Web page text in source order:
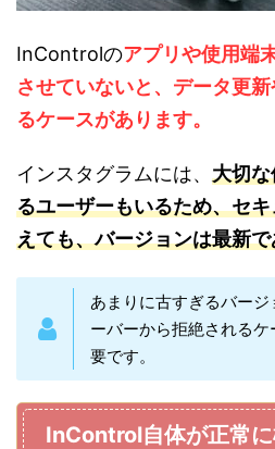
InControlのアプリや使用端
させていないと、データ更
るケースがあります。
インスタグラムには、 大切
るユーザーもいるため、セ
えても、バージョンは最新
あまりに古すぎるバー
ーバーから拒絶される
要です。
InControl自体が正常